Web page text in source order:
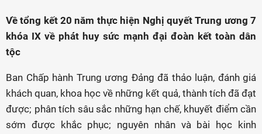
Về tổng kết 20 năm thực hiện Nghị quyết Trung ương 7
khóa IX về phát huy sức mạnh đại đoàn kết toàn dân
tộc
Ban Chấp hành Trung ương Đảng đã thảo luận, đánh giá
khách quan, khoa học về những kết quả, thành tích đã đạt
được; phân tích sâu sắc những hạn chế, khuyết điểm cần
sớm được khắc phục; nguyên nhân và bài học kinh